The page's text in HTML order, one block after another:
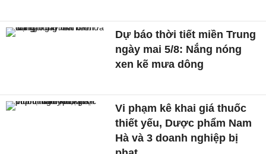
Dự báo thời tiết miền Trung
ngày mai 5/8: Nắng nóng
xen kẽ mưa dông
Vi phạm kê khai giá thuốc
thiết yếu, Dược phẩm Nam
Hà và 3 doanh nghiệp bị